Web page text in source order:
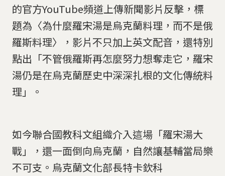
的官方YouTube頻道上傳新聞影片反擊，標
題為〈為什麼羅宋湯是烏克蘭料理，而不是俄
羅斯料理〉，影片不只加上英文配音，還特別
點出「不管俄羅斯再怎麼努力想奪走它，羅宋
湯仍是在烏克蘭歷史中深深扎根的文化傳統料
理」。
如今聯合國教科文組織介入這場「羅宋湯大
戰」，還一面倒向烏克蘭，自然讓基輔當局樂
不可支。烏克蘭文化部長特卡欽科